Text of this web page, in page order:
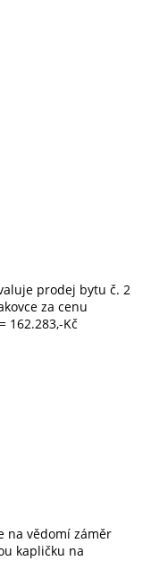
prodej bytu č. 2
za cenu
162.283,-Kč
na vědomí záměr
kapličku na